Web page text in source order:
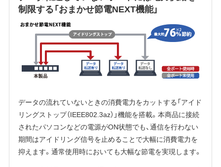
制限する「おまかせ節電NEXT機能」
データの流れていないときの消費電力をカットする「アイド
リングストップ（IEEE802.3az）」機能を搭載。本商品に接続
されたパソコンなどの電源がON状態でも、通信を行わない
期間はアイドリング信号を止めることで大幅に消費電力を
抑えます。通常使用時においても大幅な節電を実現します。